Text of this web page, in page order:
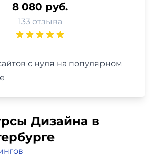
8 080 руб.
133 отзыва
с нуля на популярном
Дизайна в